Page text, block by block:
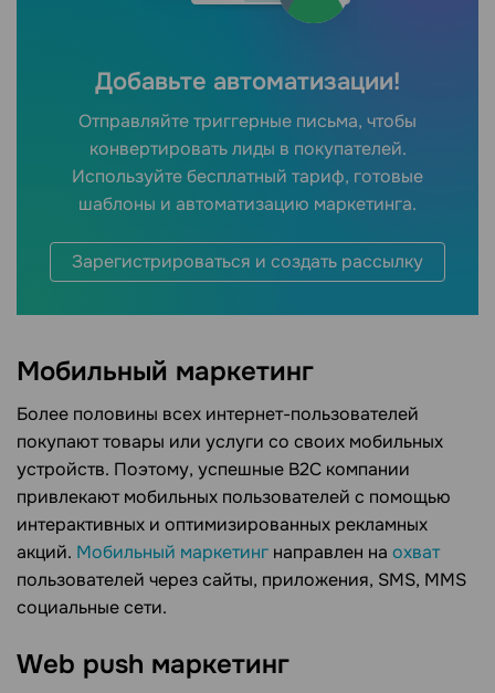
Добавьте автоматизации!
Отправляйте триггерные письма, чтобы
конвертировать лиды в покупателей.
Используйте бесплатный тариф, готовые
шаблоны и автоматизацию маркетинга.
Зарегистрироваться и создать рассылку
Мобильный маркетинг
Более половины всех интернет-пользователей
покупают товары или услуги со своих мобильных
устройств. Поэтому, успешные B2C компании
привлекают мобильных пользователей с помощью
интерактивных и оптимизированных рекламных
акций. Мобильный маркетинг направлен на охват
пользователей через сайты, приложения, SMS, MMS
социальные сети.
Web push маркетинг